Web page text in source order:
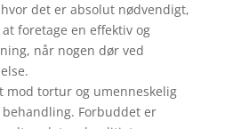
det er absolut nødvendigt,
foretage en effektiv og
når nogen dør ved
mod tortur og umenneskelig
Forbuddet er